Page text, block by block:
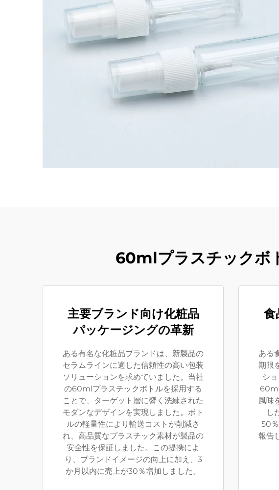
60mlプラスチックボ
主要ブランド向け化粧品
パッケージングの革新
ある有名な化粧品ブランドは、新製品の
セラムラインに適した信頼性の高い包装
ソリューションを求めていました。当社
の60mlプラスチックボトルを採用する
ことで、ターゲット層に響く洗練された
モダンなデザインを実現しました。ボト
ルの軽量性により輸送コストが削減さ
れ、高品質なプラスチック素材が製品の
安全性を保証しました。この提携によ
り、ブランドイメージの向上に加え、3
か月以内に売上が30％増加しました。
食
ある
期限
シ
風味
し
50
報告